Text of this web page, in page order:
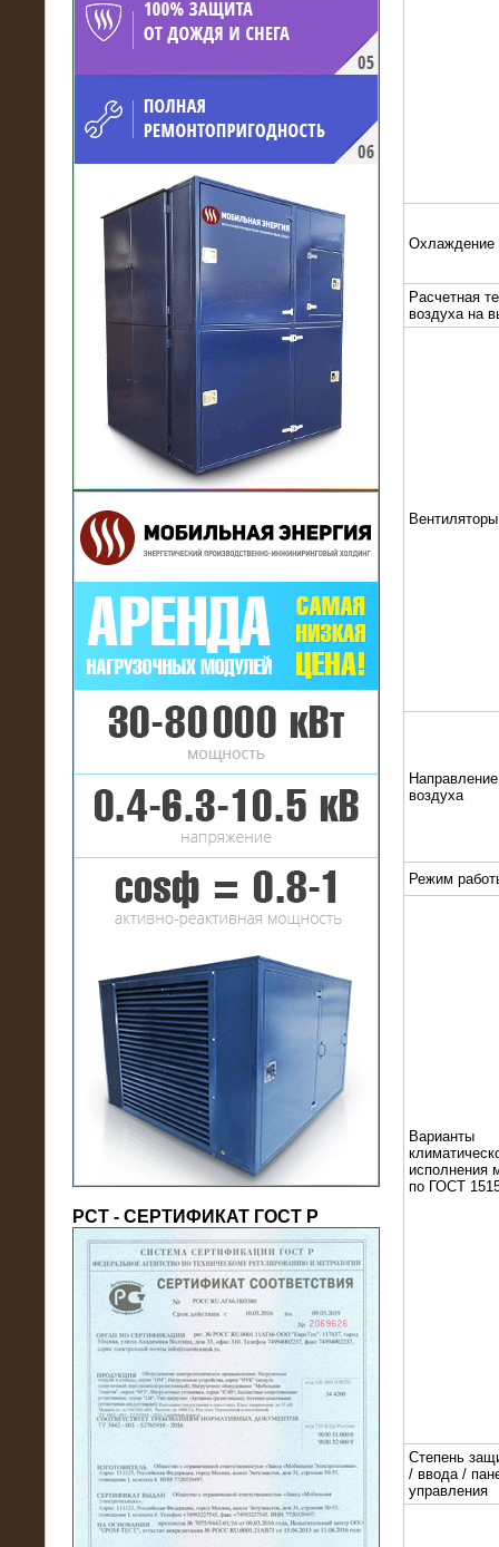
15.04.2017
Нагрузочный комплекс 16 МВт с
21.03.2017
Комплектная трансформаторная
подстанция 6 МВА (морское
исполнение, IP56)
16.01.2017
Аренда нагрузочного комплекса 22
МВт (10 кВ) на газовое
месторождение
17.10.2016
Резистивный высоковольтный
нагрузочный модуль 5 МВт
(напряжение 6/10 кВ)
21.08.2016
На производственное предприятие
модули 20 МВт (0,4 кВ)
РСТ - СЕРТИФИКАТ ГОСТ Р
Охлаждение
Расчетная
воздуха на
Вентиляторы
воздуха
Режим
Варианты
исполнения
по ГОСТ
Степень
/ ввода /
управления